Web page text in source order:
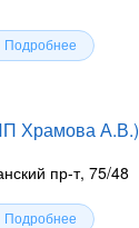
Подробнее
Храмова А.В.)
пр-т, 75/48
Подробнее